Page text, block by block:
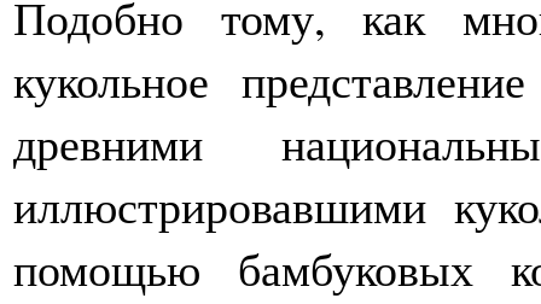
Подобно тому, как
кукольное
древними
иллюстрировавшими
помощью бамбуковых